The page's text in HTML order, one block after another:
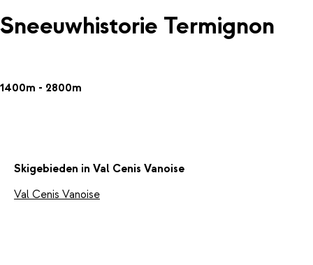
Sneeuwhistorie Termignon
1400m - 2800m
Skigebieden in Val Cenis Vanoise
Val Cenis Vanoise